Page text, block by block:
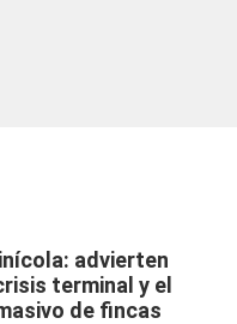
advierten
terminal y el
de fincas